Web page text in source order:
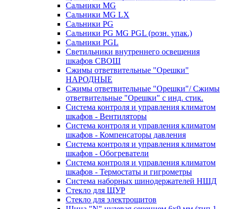
Сальники MG
Сальники MG LX
Сальники PG
Сальники PG MG PGL (розн. упак.)
Сальники PGL
Светильники внутреннего освещения
шкафов СВОШ
Сжимы ответвительные "Орешки"
НАРОДНЫЕ
Сжимы ответвительные "Орешки"/ Сжимы
ответвительные "Орешки" с инд. стик.
Система контроля и управления климатом
шкафов - Вентиляторы
Система контроля и управления климатом
шкафов - Компенсаторы давления
Система контроля и управления климатом
шкафов - Обогреватели
Система контроля и управления климатом
шкафов - Термостаты и гигрометры
Система наборных шинодержателей НШД
Стекло для ЩУР
Стекло для электрощитов